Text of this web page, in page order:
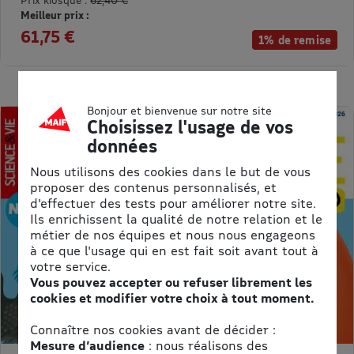
1% de remise
Meilleur prix :
61,75 €
Bonjour et bienvenue sur notre site
Choisissez l'usage de vos
données
Nous utilisons des cookies dans le but de vous
proposer des contenus personnalisés, et
d'effectuer des tests pour améliorer notre site.
Ils enrichissent la qualité de notre relation et le
métier de nos équipes et nous nous engageons
à ce que l'usage qui en est fait soit avant tout à
votre service.
Vous pouvez accepter ou refuser librement les
cookies et modifier votre choix à tout moment.
Connaître nos cookies avant de décider :
Mesure d’audience: nous réalisons des